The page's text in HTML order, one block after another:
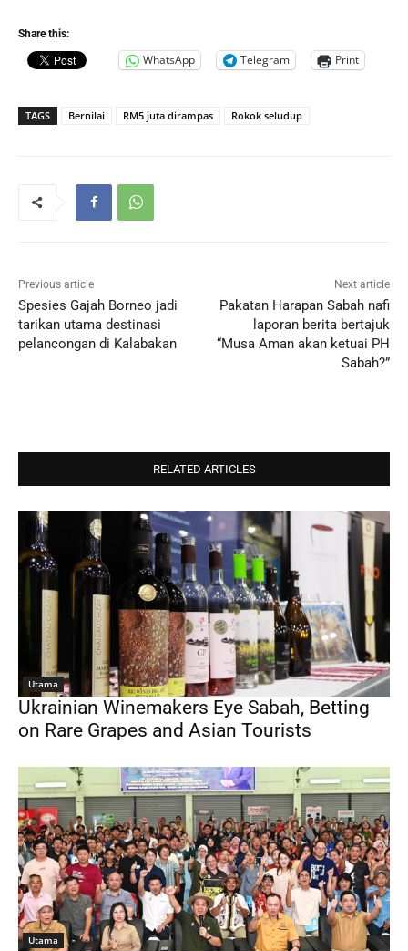
Share this:
WhatsApp Telegram Print
TAGS Bernilai RM5 juta dirampas Rokok seludup
Previous article
Spesies Gajah Borneo jadi
tarikan utama destinasi
pelancongan di Kalabakan
Next article
Pakatan Harapan Sabah nafi
laporan berita bertajuk
“Musa Aman akan ketuai PH
Sabah?”
RELATED ARTICLES
Utama
Ukrainian Winemakers Eye Sabah, Betting
on Rare Grapes and Asian Tourists
Utama